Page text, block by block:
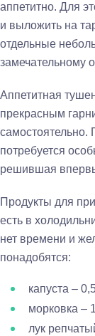
аппетитно. Для
и выложить на
отдельные
замечательному
Аппетитная
прекрасным
самостоятельно.
потребуется
решившая
Продукты для
есть в
нет времени и
понадобятся:
капуста –
морковка –
лук